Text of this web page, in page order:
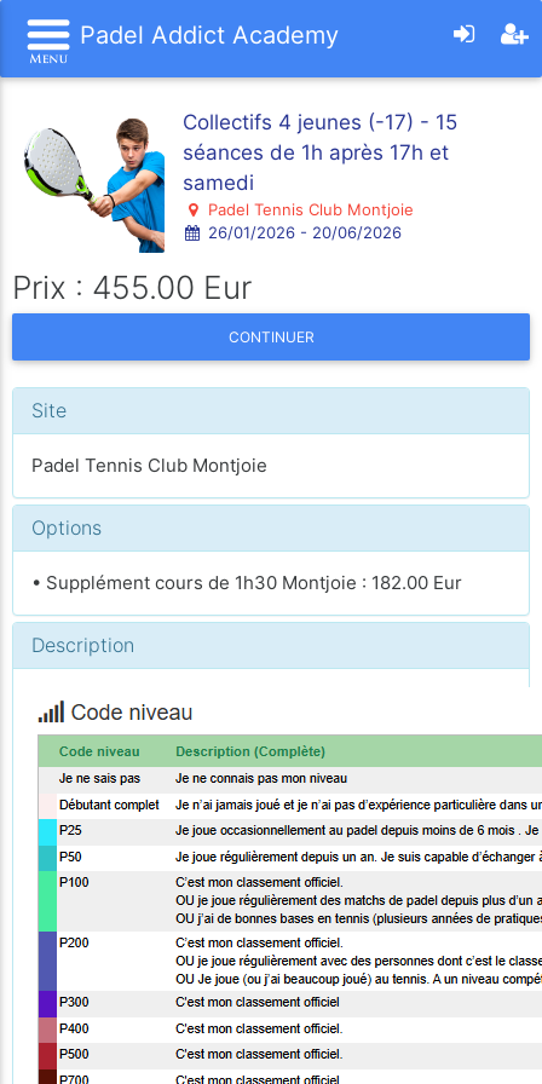
Padel Addict Academy
Collectifs 4 jeunes (-17) - 15
séances de 1h après 17h et
samedi
Padel Tennis Club Montjoie
26/01/2026 - 20/06/2026
Prix : 455.00 Eur
CONTINUER
Site
Padel Tennis Club Montjoie
Options
• Supplément cours de 1h30 Montjoie : 182.00 Eur
Description